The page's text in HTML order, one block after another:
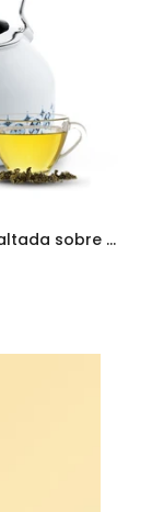
Tetera de Talavera esmaltada sobre acero (1.8 Qt.)